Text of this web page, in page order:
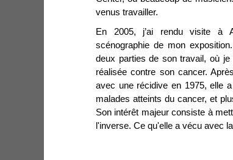
venus travailler.
En 2005, j’ai rendu visite à
scénographie de mon
deux parties de son travail, où je
réalisée contre son cancer.
avec une récidive en 1975, elle
malades atteints du cancer, et
Son intérêt majeur consiste à
l'inverse. Ce qu'elle a vécu avec